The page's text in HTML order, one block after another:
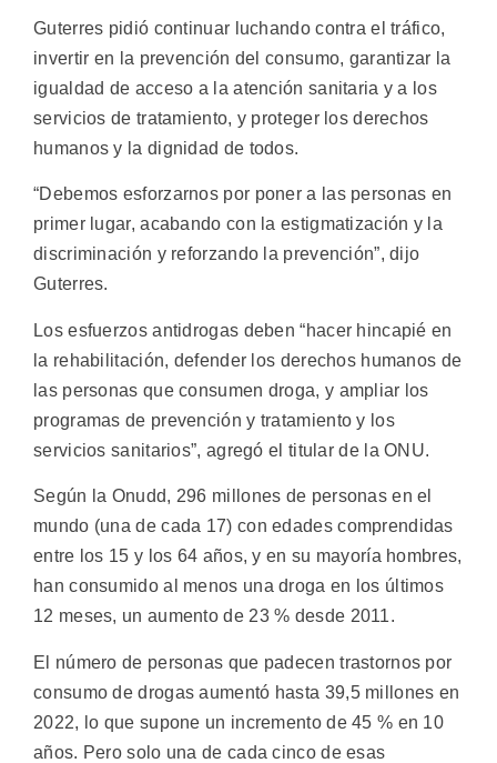
Guterres pidió continuar luchando contra el tráfico,
invertir en la prevención del consumo, garantizar la
igualdad de acceso a la atención sanitaria y a los
servicios de tratamiento, y proteger los derechos
humanos y la dignidad de todos.
“Debemos esforzarnos por poner a las personas en
primer lugar, acabando con la estigmatización y la
discriminación y reforzando la prevención”, dijo
Guterres.
Los esfuerzos antidrogas deben “hacer hincapié en
la rehabilitación, defender los derechos humanos de
las personas que consumen droga, y ampliar los
programas de prevención y tratamiento y los
servicios sanitarios”, agregó el titular de la ONU.
Según la Onudd, 296 millones de personas en el
mundo (una de cada 17) con edades comprendidas
entre los 15 y los 64 años, y en su mayoría hombres,
han consumido al menos una droga en los últimos
12 meses, un aumento de 23 % desde 2011.
El número de personas que padecen trastornos por
consumo de drogas aumentó hasta 39,5 millones en
2022, lo que supone un incremento de 45 % en 10
años. Pero solo una de cada cinco de esas